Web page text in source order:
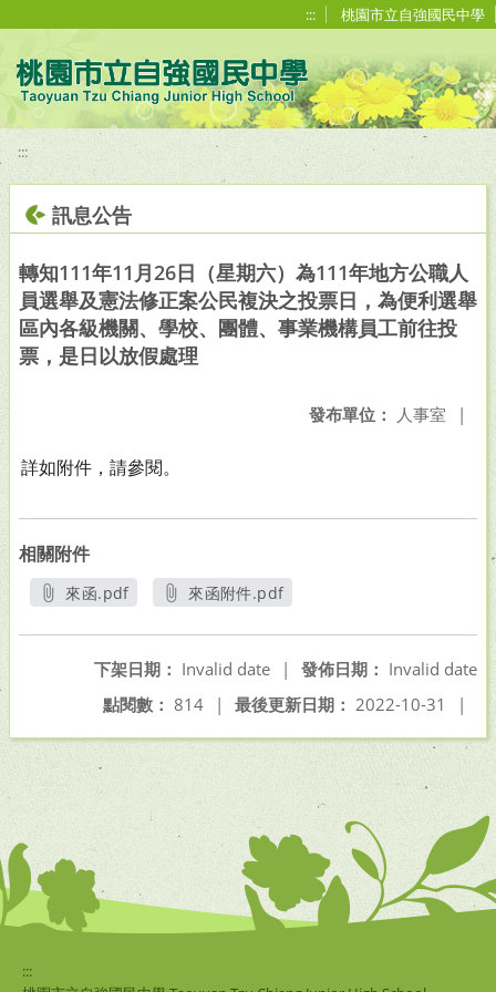
::: 桃園市立自強國民中學
:::
訊息公告
轉知111年11月26日（星期六）為111年地方公職人
員選舉及憲法修正案公民複決之投票日，為便利選舉
區內各級機關、學校、團體、事業機構員工前往投
票，是日以放假處理
發布單位： 人事室 |
詳如附件，請參閱。
相關附件
來函.pdf
來函附件.pdf
發佈日期： Invalid date
下架日期： Invalid date
|
最後更新日期： 2022-10-31 |
點閱數： 814 |
:::